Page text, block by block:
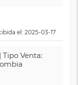
el: 2025-03-17
| Tipo Venta: